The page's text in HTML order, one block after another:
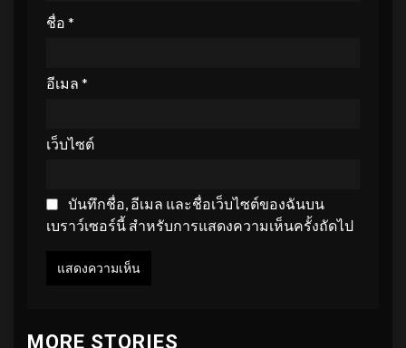
ชื่อ *
อีเมล *
เว็บไซต์
บันทึกชื่อ, อีเมล และชื่อเว็บไซต์ของฉันบน
เบราว์เซอร์นี้ สำหรับการแสดงความเห็นครั้งถัดไป
MORE STORIES